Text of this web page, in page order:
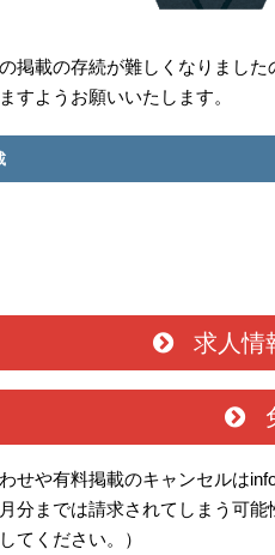
掲載の存続が難しくなりまし
すようお願いいたします。
求人情
せや有料掲載のキャンセルは
分までは請求されてしまう可能
てください。）